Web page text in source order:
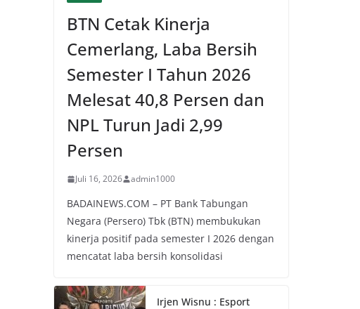
BTN Cetak Kinerja
Cemerlang, Laba Bersih
Semester I Tahun 2026
Melesat 40,8 Persen dan
NPL Turun Jadi 2,99
Persen
Juli 16, 2026 admin1000
BADAINEWS.COM – PT Bank Tabungan
Negara (Persero) Tbk (BTN) membukukan
kinerja positif pada semester I 2026 dengan
mencatat laba bersih konsolidasi
Irjen Wisnu : Esport